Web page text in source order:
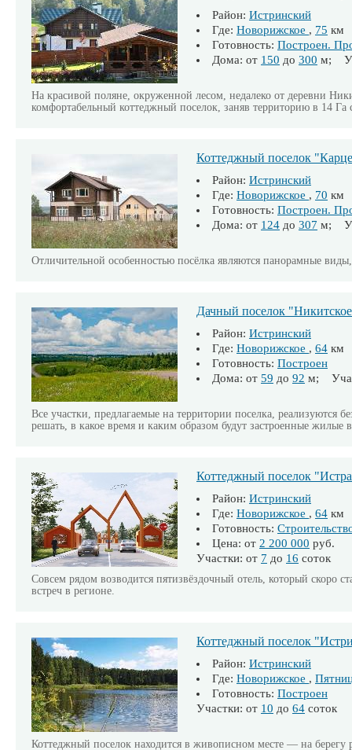
Район: Истринский
Где: Новорижское , 75 км
Готовность: Построен.
Дома: от 150 до 300 м;
На красивой поляне, окруженной лесом, недалеко от деревни
комфортабельный коттеджный поселок, заняв территорию в 14
Коттеджный поселок
Район: Истринский
Где: Новорижское , 70 км
Готовность: Построен.
Дома: от 124 до 307 м;
Отличительной особенностью посёлка являются панорамные
Дачный поселок
Район: Истринский
Где: Новорижское , 64 км
Готовность: Построен
Дома: от 59 до 92 м;
Все участки, предлагаемые на территории поселка, реализуются
решать, в какое время и каким образом будут застроенные жилые
Коттеджный поселок
Район: Истринский
Где: Новорижское , 64 км
Готовность:
Цена: от 2 200 000 руб.
Участки: от 7 до 16 соток
Совсем рядом возводится пятизвёздочный отель, который скоро
встреч в регионе.
Коттеджный поселок
Район: Истринский
Где: Новорижское ,
Готовность: Построен
Участки: от 10 до 64 соток
Коттеджный поселок находится в живописном месте — на берегу